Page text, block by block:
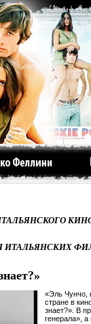
ИТАЛЬЯНСКИХ
«Эль Чунчо,
стране в
знает?». В
генерала»,